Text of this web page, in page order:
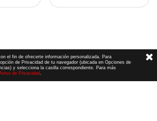
el fin de ofrecerte información personalizada. Para
de Privacidad de tu navegador (ubicada en Opciones de
y selecciona la casilla correspondiente. Para más
de Privacidad.